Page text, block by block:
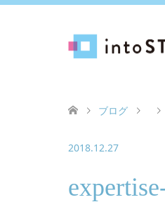
ブログ
2018.12.27